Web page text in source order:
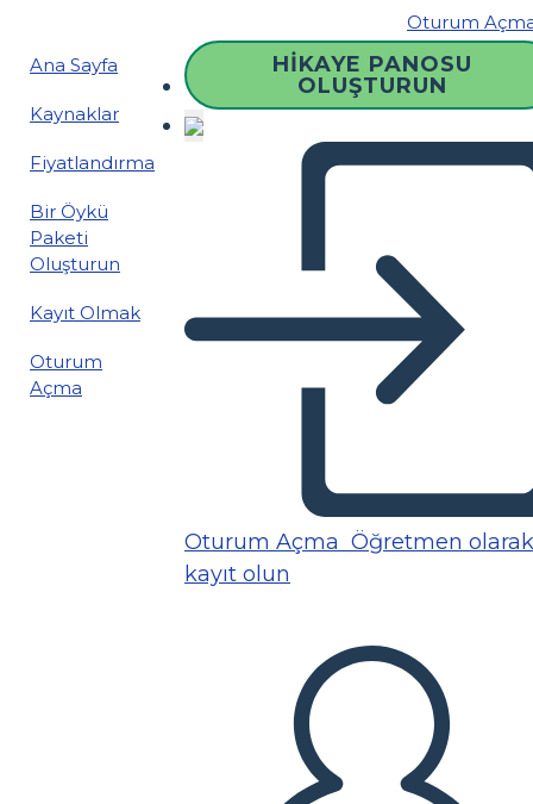
Oturum
Ana Sayfa
Kaynaklar
Fiyatlandırma
Bir Öykü
Paketi
Oluşturun
Kayıt Olmak
Oturum
Açma
HIKAYE PANOSU
OLUŞTURUN
Oturum Açma Öğretmen olarak
kayıt olun